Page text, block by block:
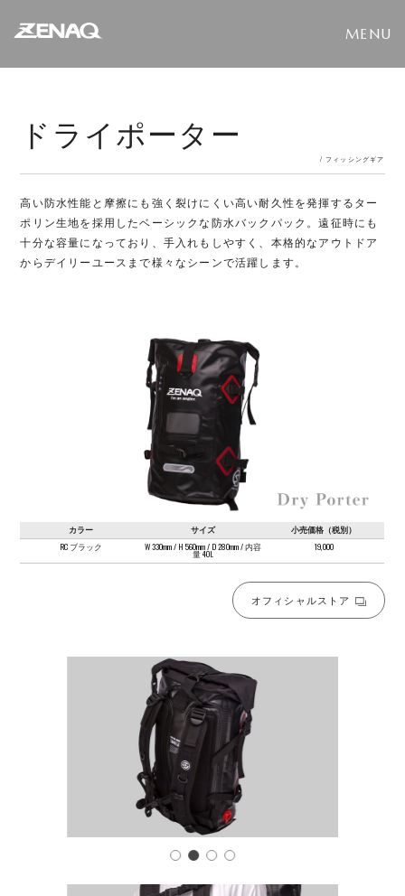
ドライポーター
/ フィッシングギア
高い防水性能と摩擦にも強く裂けにくい高い耐久性を発揮するター
ポリン生地を採用したベーシックな防水バックパック。遠征時にも
十分な容量になっており、手入れもしやすく、本格的なアウトドア
からデイリーユースまで様々なシーンで活躍します。
カラー サイズ
小売価格（税別）
RC ブラック
W 330mm / H 560mm / D 280mm / 内容
量 40L
19,000
オフィシャルストア